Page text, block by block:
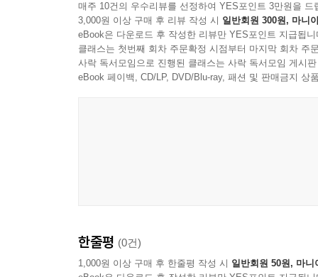
매주 10건의 우수리뷰를 선정하여 YES포인트 3만원을 드
3,000원 이상 구매 후 리뷰 작성 시 일반회원 300원, 마니
eBook은 다운로드 후 작성한 리뷰만 YES포인트 지급됩니
클래스는 첫번째 회차 주문확정 시점부터 마지막 회차 주
사락 독서모임으로 진행된 클래스는 사락 독서모임 게시
eBook 페이백, CD/LP, DVD/Blu-ray, 패션 및 판매금지 상
한줄평 (0건)
1,000원 이상 구매 후 한줄평 작성 시 일반회원 50원, 마니